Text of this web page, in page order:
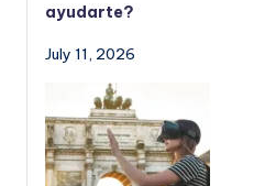
ayudarte?
July 11, 2026